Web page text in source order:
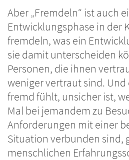
Aber „Fremdeln“ ist auch
Entwicklungsphase in der
fremdeln, was ein
sie damit unterscheiden
Personen, die ihnen
weniger vertraut sind. Und
fremd fühlt, unsicher ist,
Mal bei jemandem zu
Anforderungen mit einer
Situation verbunden sind,
menschlichen